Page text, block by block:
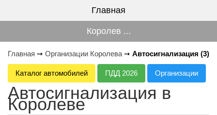
Главная
Королев ...
Главная ➙ Организации Королева ➙ Автосигнализация (3)
Каталог автомобилей ПДД 2026 Организации
Автосигнализация в
Королеве